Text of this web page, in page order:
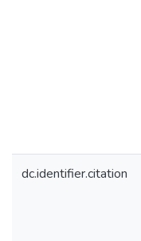
dc.identifier.citation